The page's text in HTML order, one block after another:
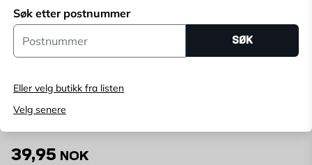
Søk etter postnummer
Postnummer
SØK
Eller velg butikk fra listen
Velg senere
mm Maskin: bormaskiner, skrumaskiner.
Velg butikk
Velg butikk for å se lagerstatus
Kjøp online, bestill levering i kassen
Angi
39,95 NOK